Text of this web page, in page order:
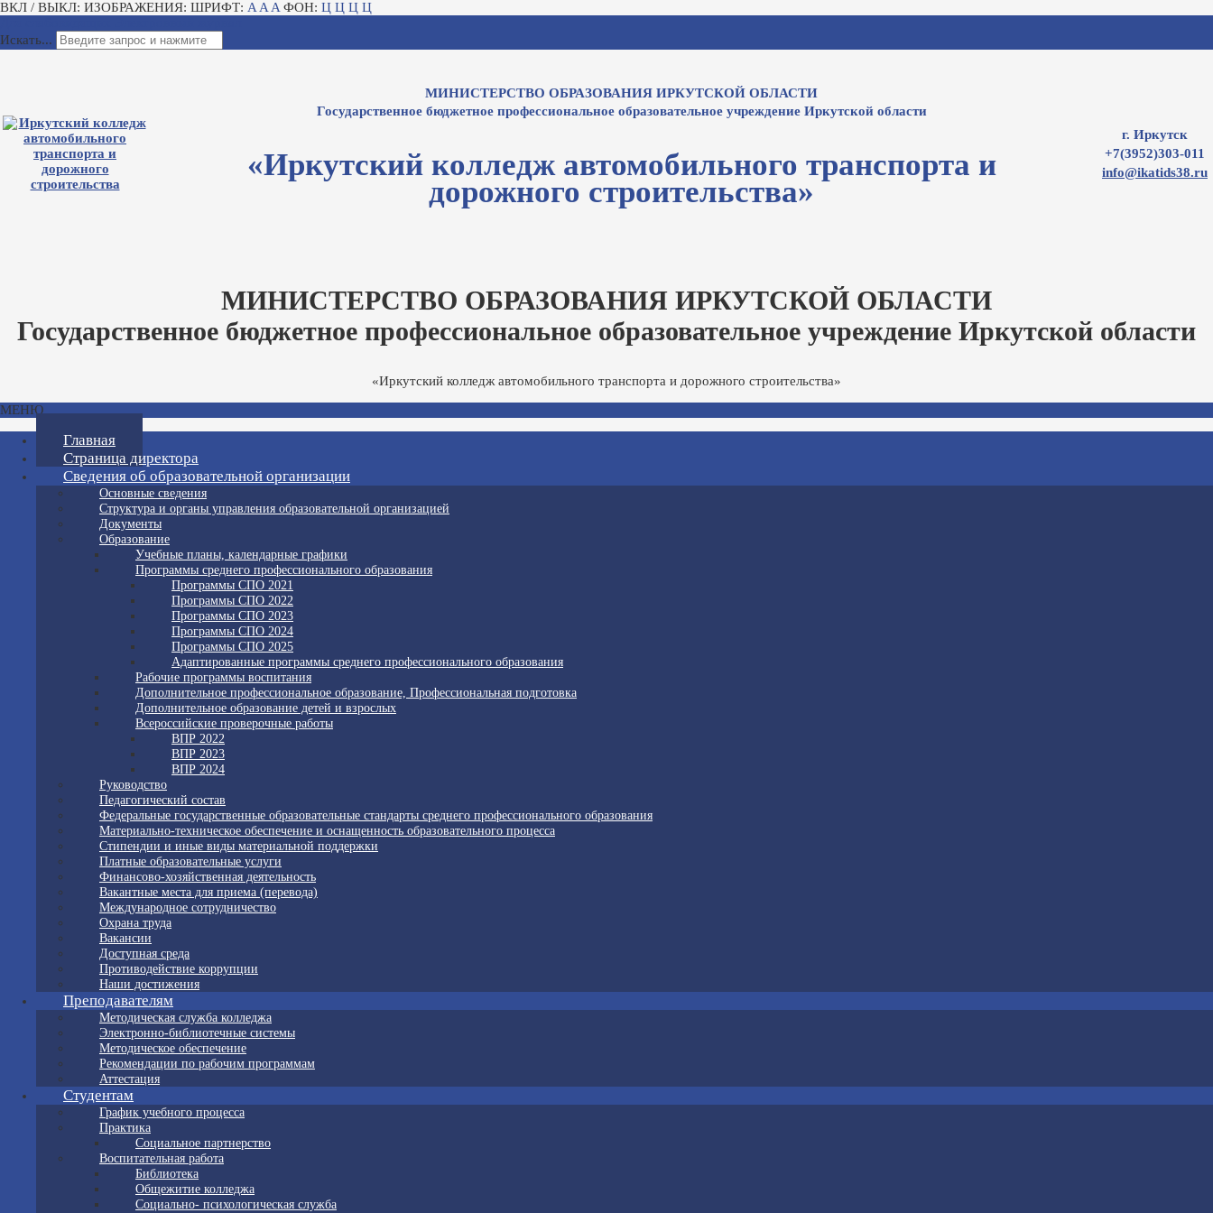
ВКЛ / ВЫКЛ: ИЗОБРАЖЕНИЯ: ШРИФТ: A A A ФОН: Ц Ц Ц Ц
Искать...
МИНИСТЕРСТВО ОБРАЗОВАНИЯ ИРКУТСКОЙ ОБЛАСТИ
Государственное бюджетное профессиональное образовательное учреждение Иркутской области
«Иркутский колледж автомобильного транспорта и
дорожного строительства»
г. Иркутск
+7(3952)303-011
info@ikatids38.ru
МИНИСТЕРСТВО ОБРАЗОВАНИЯ ИРКУТСКОЙ ОБЛАСТИ
Государственное бюджетное профессиональное образовательное учреждение Иркутской области
«Иркутский колледж автомобильного транспорта и дорожного строительства»
МЕНЮ
Главная
Страница директора
Сведения об образовательной организации
Основные сведения
Структура и органы управления образовательной организацией
Документы
Образование
Учебные планы, календарные графики
Программы среднего профессионального образования
Программы СПО 2021
Программы СПО 2022
Программы СПО 2023
Программы СПО 2024
Программы СПО 2025
Адаптированные программы среднего профессионального образования
Рабочие программы воспитания
Дополнительное профессиональное образование, Профессиональная подготовка
Дополнительное образование детей и взрослых
Всероссийские проверочные работы
ВПР 2022
ВПР 2023
ВПР 2024
Руководство
Педагогический состав
Федеральные государственные образовательные стандарты среднего профессионального образования
Материально-техническое обеспечение и оснащенность образовательного процесса
Стипендии и иные виды материальной поддержки
Платные образовательные услуги
Финансово-хозяйственная деятельность
Вакантные места для приема (перевода)
Международное сотрудничество
Охрана труда
Вакансии
Доступная среда
Противодействие коррупции
Наши достижения
Преподавателям
Методическая служба колледжа
Электронно-библиотечные системы
Методическое обеспечение
Рекомендации по рабочим программам
Аттестация
Студентам
График учебного процесса
Практика
Социальное партнерство
Воспитательная работа
Библиотека
Общежитие колледжа
Социально- психологическая служба